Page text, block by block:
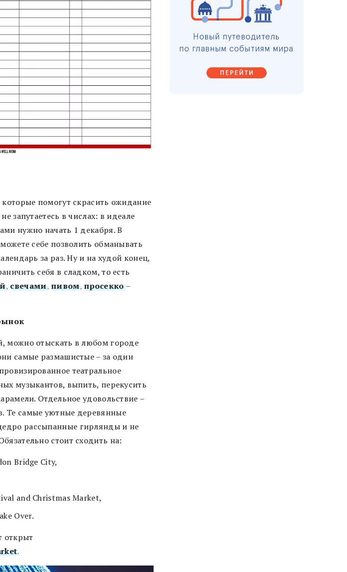
помогут скрасить ожидание
запутаетесь в числах: в идеале
нужно начать 1 декабря. В
себе позволить обманывать
за раз. Ну и на худой конец,
себя в сладком, то есть
, свечами, пивом, просекко–
можно отыскать в любом городе
самые размашистые – за один
театральное
музыкантов, выпить, перекусить
Отдельное удовольствие –
Те самые уютные деревянные
рассыпанные гирлянды и не
стоит сходить на:
Bridge City,
and Christmas Market,
Over.
открыт
.